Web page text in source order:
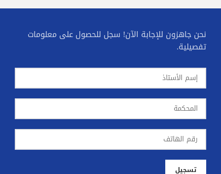
نحن جاهزون للإجابة الآن! سجل للحصول على معلومات
تفصيلية.